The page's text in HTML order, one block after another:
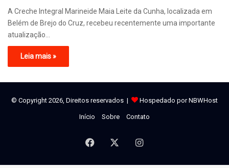
A Creche Integral Marineide Maia Leite da Cunha, localizada em
Belém de Brejo do Cruz, recebeu recentemente uma importante
atualização…
Leia mais »
© Copyright 2026, Direitos reservados | Hospedado por NBWHost
Início Sobre Contato
Facebook Instagram